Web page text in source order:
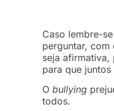
Caso lembre-
perguntar, com
seja afirmativa,
para que
O bullying
todos.